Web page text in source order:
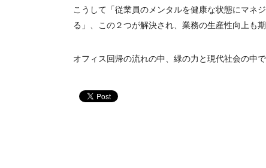
こうして「従業員のメンタルを健康な状態にマネ
る」、この２つが解決され、業務の生産性向上も期
オフィス回帰の流れの中、緑の力と現代社会の中